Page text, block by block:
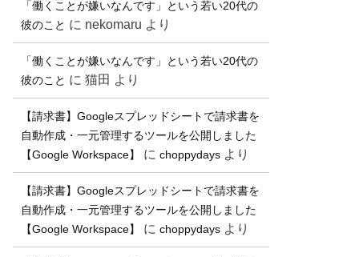
「働くことが嫌いなんです」という若い20代の
彼のこと に nekomaru より
「働くことが嫌いなんです」という若い20代の
彼のこと に 猫田 より
【請求書】Googleスプレッドシートで請求書を
自動作成・一元管理するツールを公開しました
【Google Workspace】
に choppydays より
【請求書】Googleスプレッドシートで請求書を
自動作成・一元管理するツールを公開しました
【Google Workspace】
に choppydays より